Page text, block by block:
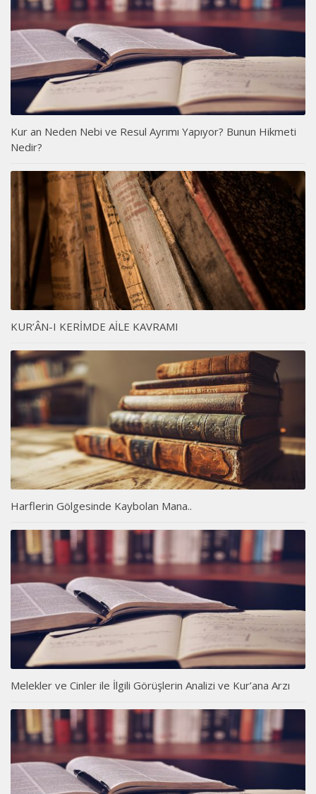
Kur an Neden Nebi ve Resul Ayrımı Yapıyor? Bunun Hikmeti
Nedir?
KUR’ÂN-I KERİMDE AİLE KAVRAMI
Harflerin Gölgesinde Kaybolan Mana..
Melekler ve Cinler ile İlgili Görüşlerin Analizi ve Kur’ana Arzı